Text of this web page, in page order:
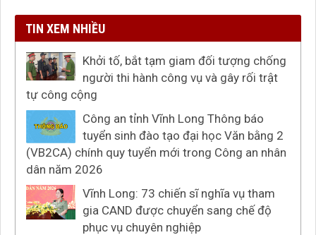
TIN XEM NHIỀU
Khởi tố, bắt tạm giam đối tượng chống
người thi hành công vụ và gây rối trật
tự công cộng
Công an tỉnh Vĩnh Long Thông báo
tuyển sinh đào tạo đại học Văn bằng 2
(VB2CA) chính quy tuyển mới trong Công an nhân
dân năm 2026
Vĩnh Long: 73 chiến sĩ nghĩa vụ tham
gia CAND được chuyển sang chế độ
phục vụ chuyên nghiệp